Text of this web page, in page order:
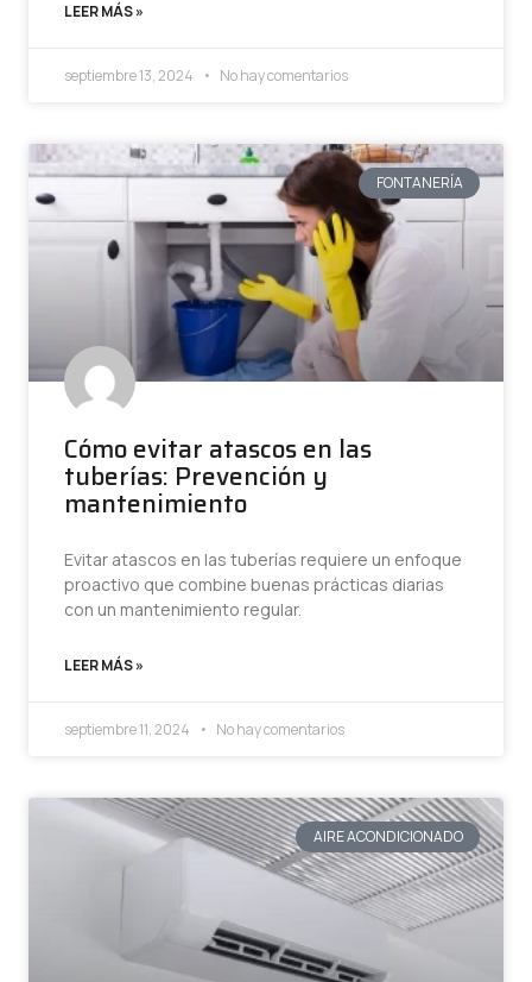
LEER MÁS »
septiembre 13, 2024 No hay comentarios
FONTANERÍA
Cómo evitar atascos en las
tuberías: Prevención y
mantenimiento
Evitar atascos en las tuberías requiere un enfoque
proactivo que combine buenas prácticas diarias
con un mantenimiento regular.
LEER MÁS »
septiembre 11, 2024 No hay comentarios
AIRE ACONDICIONADO